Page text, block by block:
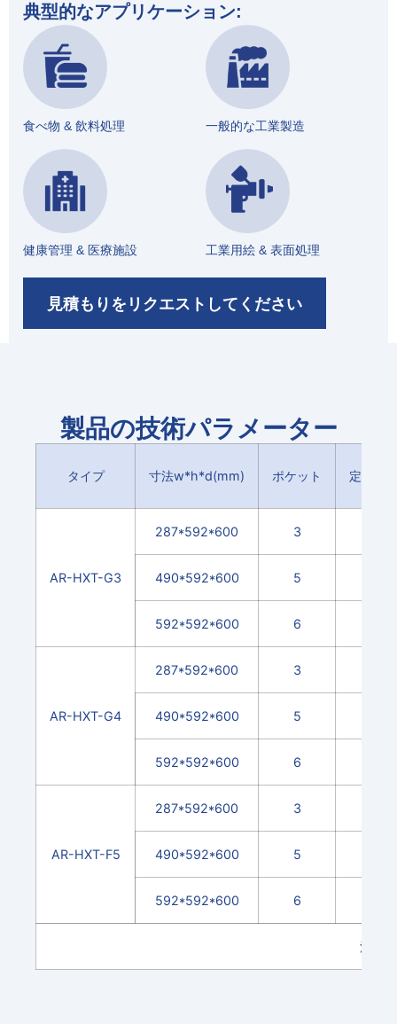
典型的なアプリケーション:
食べ物 & 飲料処理 一般的な工業製造
健康管理 & 医療施設 工業用絵 & 表面処理
見積もりをリクエストしてください
製品の技術パラメーター
タイプ 寸法w*h*d(mm) ポケット 定格エ
AR-HXT-G3
287*592*600 3
490*592*600 5
592*592*600 6
AR-HXT-G4
287*592*600 3
490*592*600 5
592*592*600 6
AR-HXT-F5
287*592*600 3
490*592*600 5
592*592*600 6
注記: